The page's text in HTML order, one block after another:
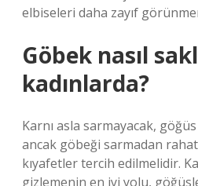
elbiseleri daha zayıf
Göbek nasıl
kadınlarda?
Karnı asla sarmayacak,
ancak göbeği sarmadan
kıyafetler tercih edilmelidir.
gizlemenin en iyi yolu,